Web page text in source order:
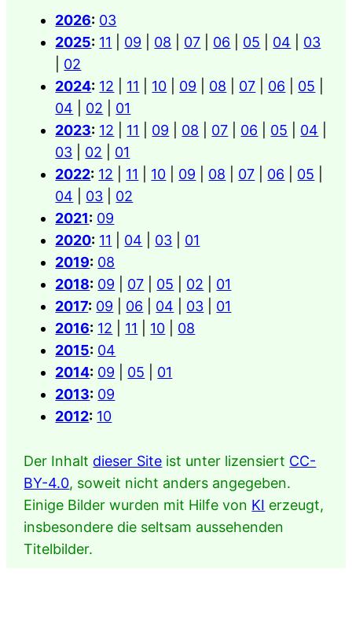
2026: 03
2025: 11 09 08 07 06 05 04
03
02
2024: 12 11 10 09 08 07 06 05
04
02
01
2023: 12 11 09 08 07 06 05 04
03
02
01
2022: 12 11 10 09 08 07 06 05
04
03
02
2021: 09
2020: 11 04 03
01
2019: 08
2018: 09 07 05 02
01
2017: 09 06 04 03
01
2016: 12 11 10
08
2015: 04
2014: 09 05
01
2013: 09
2012: 10
Der Inhalt dieser Site ist unter lizensiert CC-
BY-4.0, soweit nicht anders angegeben.
Einige Bilder wurden mit Hilfe von KI erzeugt,
insbesondere die seltsam aussehenden
Titelbilder.